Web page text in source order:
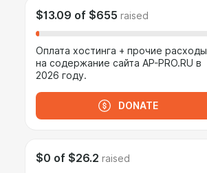
$13.09 of $655 raised
Оплата хостинга + прочие расходы
на содержание сайта AP-PRO.RU в
2026 году.
DONATE
$0 of $26.2 raised